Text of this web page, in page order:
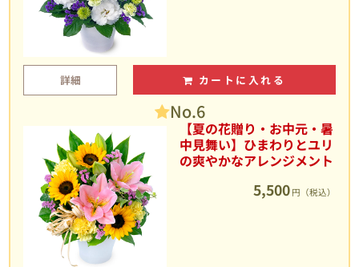
詳細 カートに入れる
No.6
【夏の花贈り・お中元・暑
中見舞い】ひまわりとユリ
の爽やかなアレンジメント
5,500 円（税込）